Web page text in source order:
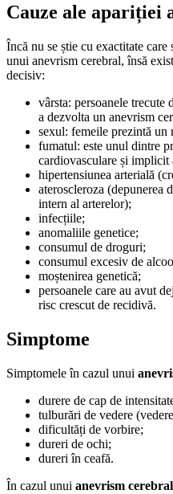
Cauze ale apariției
Încă nu se știe cu exactitate care
unui anevrism cerebral, însă
decisiv:
vârsta: persoanele trecute
a dezvolta un anevrism
sexul: femeile prezintă un
fumatul: este unul dintre
cardiovasculare și implicit
hipertensiunea arterială
ateroscleroza (depunerea
intern al arterelor);
infecțiile;
anomaliile genetice;
consumul de droguri;
consumul excesiv de
moștenirea genetică;
persoanele care au avut
risc crescut de recidivă.
Simptome
Simptomele în cazul unui
durere de cap de
tulburări de vedere
dificultăți de vorbire;
dureri de ochi;
dureri în ceafă.
În cazul unui anevrism